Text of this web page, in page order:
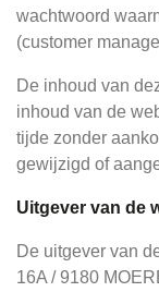
wachtwoord
(customer
De inhoud van
inhoud van de
tijde zonder
gewijzigd of
Uitgever van de
De uitgever van
16A / 9180